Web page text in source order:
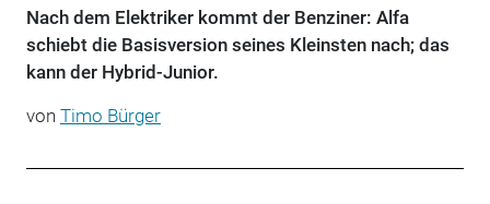
Nach dem Elektriker kommt der Benziner: Alfa
schiebt die Basisversion seines Kleinsten nach; das
kann der Hybrid-Junior.
von Timo Bürger